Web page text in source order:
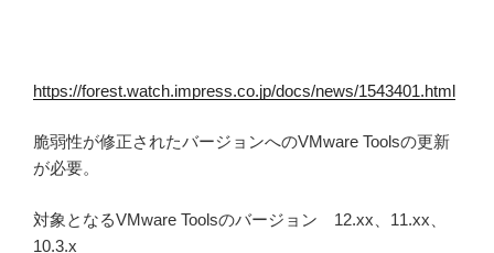
https://forest.watch.impress.co.jp/docs/news/1543401.html
脆弱性が修正されたバージョンへのVMware Toolsの更新
が必要。
対象となるVMware Toolsのバージョン 12.xx、11.xx、
10.3.x